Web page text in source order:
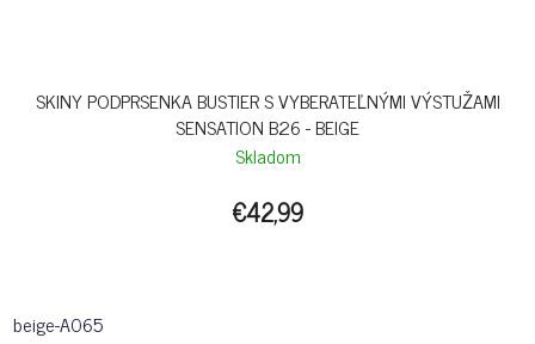
SKINY PODPRSENKA BUSTIER S VYBERATEĽNÝMI VÝSTUŽAMI
SENSATION B26 - BEIGE
Skladom
€42,99
beige-A065